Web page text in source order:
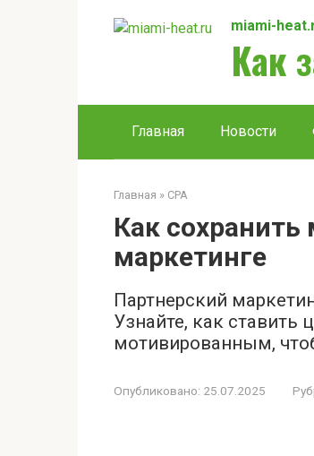
miami-
Как
Главная Новости
Главная » CPA
Как
маркетинге
Партнерский
Узнайте, как ставить
мотивированным,
Опубликовано: 25.07.2025